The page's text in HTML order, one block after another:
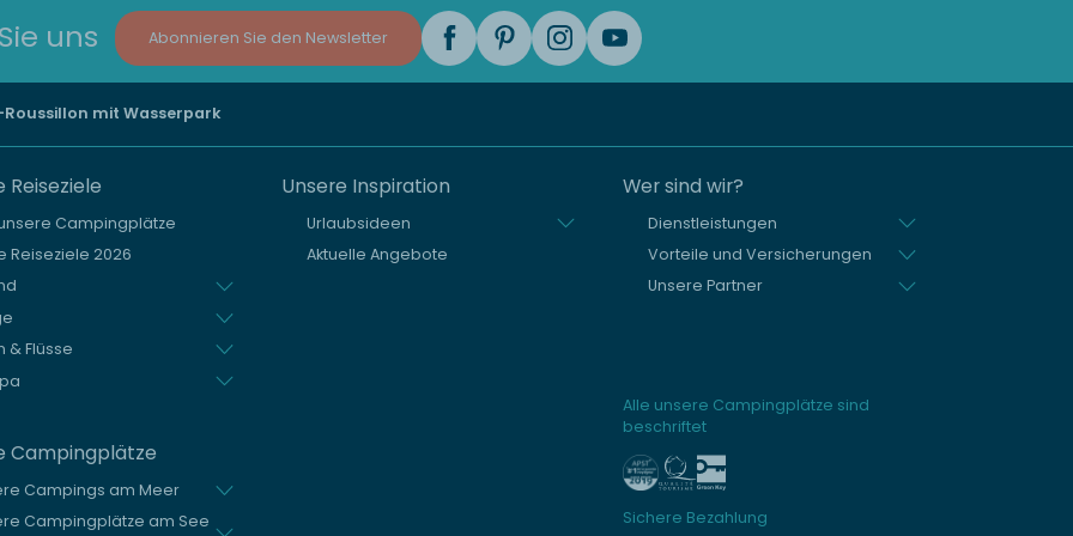
uns Abonnieren Sie den Newsletter
mit Wasserpark
Reiseziele
Campingplätze
Reiseziele 2026
& Flüsse
Campingplätze
Campings am Meer
Campingplätze am See
Unsere Inspiration
Urlaubsideen
Aktuelle Angebote
Wer sind wir?
Dienstleistungen
Vorteile und Versicherungen
Unsere Partner
Alle unsere Campingplätze sind
beschriftet
Sichere Bezahlung